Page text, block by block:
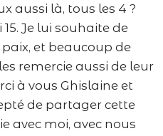
aussi là, tous les 4 ?
Je lui souhaite de
et beaucoup de
remercie aussi de leur
à vous Ghislaine et
de partager cette
avec moi, avec nous